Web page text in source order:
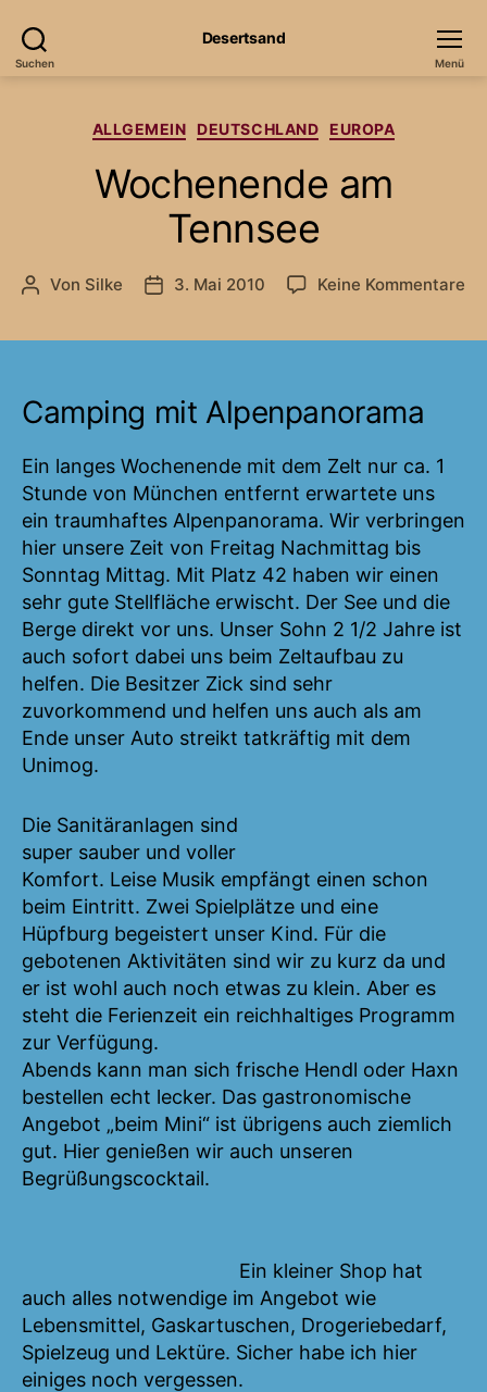
Suchen
Desertsand
Menü
Kategorien
ALLGEMEIN DEUTSCHLAND EUROPA
Wochenende am
Tennsee
Beitragsautor
Von Silke Veröffentlichungsdatum
3. Mai 2010 Keine Kommentare
Camping mit Alpenpanorama
Ein langes Wochenende mit dem Zelt nur ca. 1
Stunde von München entfernt erwartete uns
ein traumhaftes Alpenpanorama. Wir verbringen
hier unsere Zeit von Freitag Nachmittag bis
Sonntag Mittag. Mit Platz 42 haben wir einen
sehr gute Stellfläche erwischt. Der See und die
Berge direkt vor uns. Unser Sohn 2 1/2 Jahre ist
auch sofort dabei uns beim Zeltaufbau zu
helfen. Die Besitzer Zick sind sehr
zuvorkommend und helfen uns auch als am
Ende unser Auto streikt tatkräftig mit dem
Unimog.
Die Sanitäranlagen sind
super sauber und voller
Komfort. Leise Musik empfängt einen schon
beim Eintritt. Zwei Spielplätze und eine
Hüpfburg begeistert unser Kind. Für die
gebotenen Aktivitäten sind wir zu kurz da und
er ist wohl auch noch etwas zu klein. Aber es
steht die Ferienzeit ein reichhaltiges Programm
zur Verfügung.
Abends kann man sich frische Hendl oder Haxn
bestellen echt lecker. Das gastronomische
Angebot „beim Mini“ ist übrigens auch ziemlich
gut. Hier genießen wir auch unseren
Begrüßungscocktail.
Ein kleiner Shop hat
auch alles notwendige im Angebot wie
Lebensmittel, Gaskartuschen, Drogeriebedarf,
Spielzeug und Lektüre. Sicher habe ich hier
einiges noch vergessen.